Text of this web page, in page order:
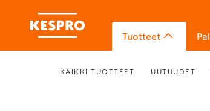
Tuotteet
KAIKKI TUOTTEET UUTUUDET